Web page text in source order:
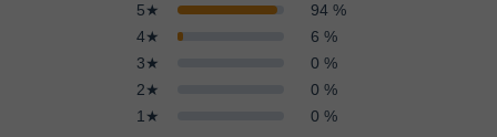
5★
94 %
4★
6 %
3★
0 %
2★
0 %
1★
0 %